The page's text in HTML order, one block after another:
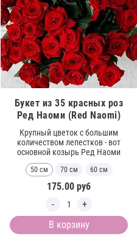
Букет из 35 красных роз
Ред Наоми (Red Naomi)
Крупный цветок с большим
количеством лепестков - вот
основной козырь Ред Наоми
50 см 70 см 60 см
175.00 руб
В корзину